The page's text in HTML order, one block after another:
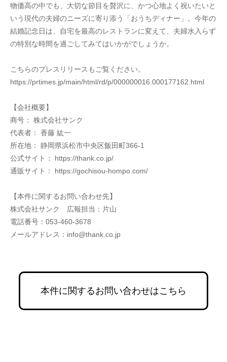
物価高の中でも、大切な節目を贅沢に、かつ心地よく祝いたいと
いう現代の夫婦のニーズに寄り添う「おうちディナー」。今年の
結婚記念日は、自宅を最高のレストランに変えて、夫婦水入らず
の特別な時間を過ごしてみてはいかがでしょうか。
こちらのプレスリリースもご覧ください。
https://prtimes.jp/main/html/rd/p/000000016.000177162.html
【会社概要】
商号： 株式会社サンク
代表者： 香藤 紘一
所在地： 静岡県浜松市中央区飯田町366-1
公式サイト： https://thank.co.jp/
通販サイト： https://gochisou-hompo.com/
【本件に関するお問い合わせ先】
株式会社サンク　広報担当：片山
電話番号：053-460-3678
メールアドレス：info@thank.co.jp
本件に関するお問い合わせはこちら